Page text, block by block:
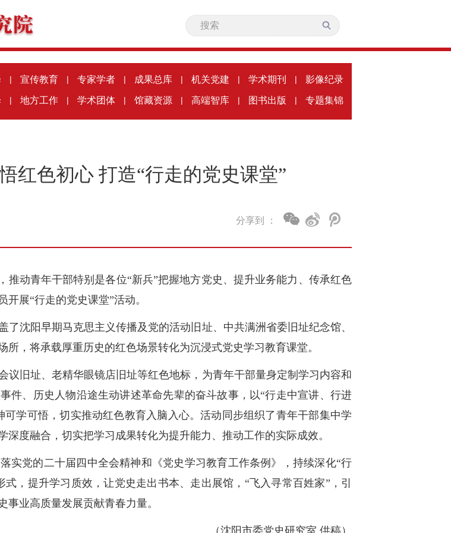
| 宣传教育 | 专家学者 | 成果总库 | 机关党建 | 学术期刊 | 影像纪录
| 地方工作 | 学术团体 | 馆藏资源 | 高端智库 | 图书出版 | 专题集锦
红色初心 打造“行走的党史课堂”
分享到 ：
推动青年干部特别是各位“新兵”把握地方党史、提升业务能力、传承红色
展“行走的党史课堂”活动。
沈阳早期马克思主义传播及党的活动旧址、中共满洲省委旧址纪念馆、
，将承载厚重历史的红色场景转化为沉浸式党史学习教育课堂。
议旧址、老精华眼镜店旧址等红色地标，为青年干部量身定制学习内容和
件、历史人物沿途生动讲述革命先辈的奋斗故事，以“行走中宣讲、行进
学可悟，切实推动红色教育入脑入心。活动同步组织了青年干部集中学
度融合，切实把学习成果转化为提升能力、推动工作的实际成效。
实党的二十届四中全会精神和《党史学习教育工作条例》，持续深化“行
，提升学习质效，让党史走出书本、走出展馆，“飞入寻常百姓家”，引
业高质量发展贡献青春力量。
（沈阳市委党史研究室 供稿）